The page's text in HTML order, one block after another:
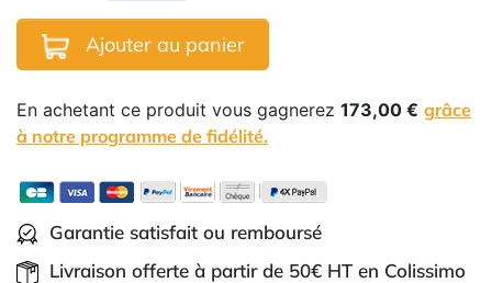
Ajouter au panier
En achetant ce produit vous gagnerez 173,00 € grâce
à notre programme de fidélité.
Garantie satisfait ou remboursé
Livraison offerte à partir de 50€ HT en Colissimo